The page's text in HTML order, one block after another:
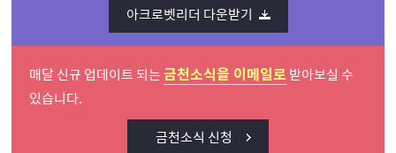
아크로벳리더 다운받기
매달 신규 업데이트 되는금천소식을 이메일로 받아보실 수
있습니다.
금천소식 신청